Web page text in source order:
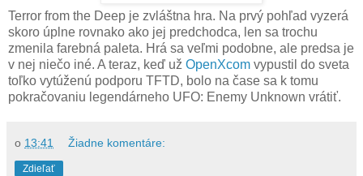
Terror from the Deep je zvláštna hra. Na prvý pohľad vyzerá
skoro úplne rovnako ako jej predchodca, len sa trochu
zmenila farebná paleta. Hrá sa veľmi podobne, ale predsa je
v nej niečo iné. A teraz, keď už OpenXcom vypustil do sveta
toľko vytúženú podporu TFTD, bolo na čase sa k tomu
pokračovaniu legendárneho UFO: Enemy Unknown vrátiť.
o 13:41 Žiadne komentáre:
Zdieľať